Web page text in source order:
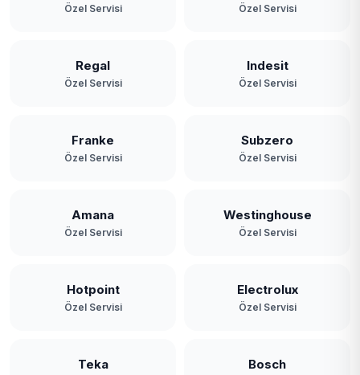
Yeniköy
Özel Servisi Özel Servisi
Regal
Özel Servisi
Indesit
Özel Servisi
Franke
Özel Servisi
Subzero
Özel Servisi
Amana
Özel Servisi
Westinghouse
Özel Servisi
Hotpoint
Özel Servisi
Electrolux
Özel Servisi
Teka Bosch